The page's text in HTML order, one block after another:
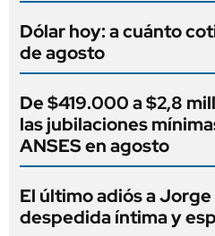
Dólar hoy: a cuánto
de agosto
De $419.000 a $2,8
las jubilaciones
ANSES en agosto
El último adiós a Jorge
despedida íntima y